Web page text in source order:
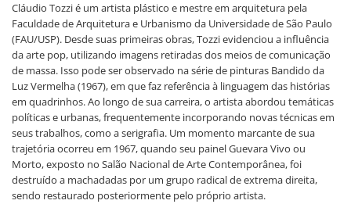
Cláudio Tozzi é um artista plástico e mestre em arquitetura pela
Faculdade de Arquitetura e Urbanismo da Universidade de São Paulo
(FAU/USP). Desde suas primeiras obras, Tozzi evidenciou a influência
da arte pop, utilizando imagens retiradas dos meios de comunicação
de massa. Isso pode ser observado na série de pinturas Bandido da
Luz Vermelha (1967), em que faz referência à linguagem das histórias
em quadrinhos. Ao longo de sua carreira, o artista abordou temáticas
políticas e urbanas, frequentemente incorporando novas técnicas em
seus trabalhos, como a serigrafia. Um momento marcante de sua
trajetória ocorreu em 1967, quando seu painel Guevara Vivo ou
Morto, exposto no Salão Nacional de Arte Contemporânea, foi
destruído a machadadas por um grupo radical de extrema direita,
sendo restaurado posteriormente pelo próprio artista.